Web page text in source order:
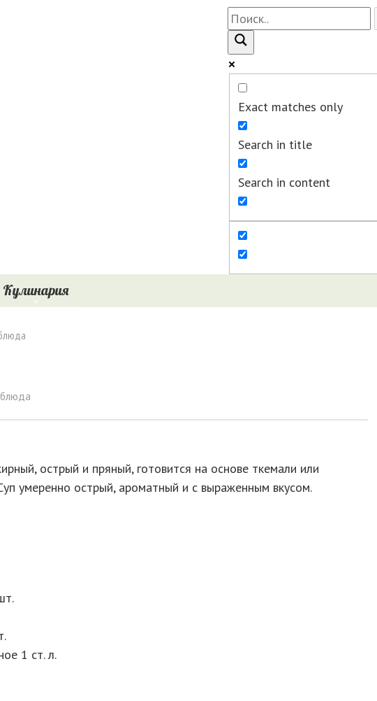
Exact matches only
Search in title
Search in content
Кулинария
острый и пряный, готовится на основе ткемали или
умеренно острый, ароматный и с выраженным вкусом.
1 ст. л.